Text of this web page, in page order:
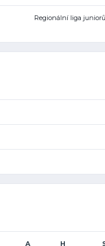
Regionální liga juniorů
A H